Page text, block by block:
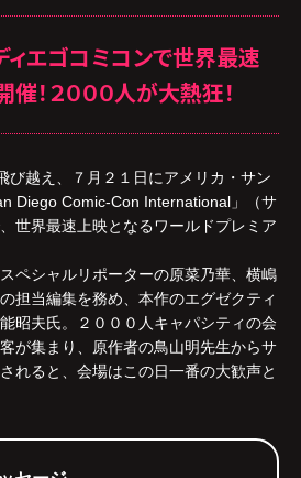
ィエゴコミコンで世界最速
催！２０００人が大熱狂！
び越え、７月２１日にアメリカ・サン
Diego Comic-Con International」（サ
世界最速上映となるワールドプレミア
ペシャルリポーターの原菜乃華、横嶋
担当編集を務め、本作のエグゼクティ
昭夫氏。２０００人キャパシティの会
が集まり、原作者の鳥山明先生からサ
れると、会場はこの日一番の大歓声と